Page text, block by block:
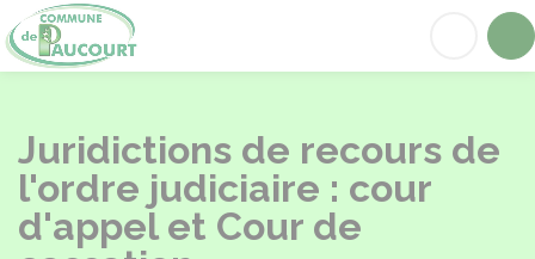
Juridictions de recours de
l'ordre judiciaire : cour
d'appel et Cour de